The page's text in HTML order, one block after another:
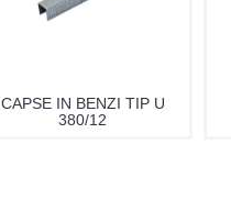
CAPSE IN BENZI TIP U
380/12